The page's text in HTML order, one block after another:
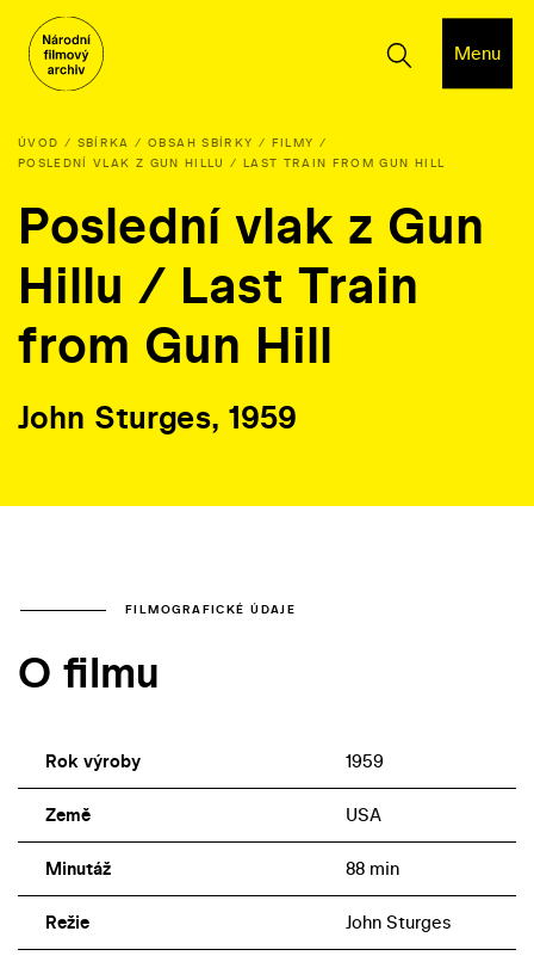
Menu
ÚVOD SBÍRKA OBSAH SBÍRKY
FILMY
POSLEDNÍ VLAK Z GUN HILLU / LAST TRAIN FROM GUN HILL
Poslední vlak z Gun
Hillu / Last Train
from Gun Hill
John Sturges, 1959
FILMOGRAFICKÉ ÚDAJE
O filmu
Rok výroby 1959
Země USA
Minutáž 88 min
Režie John Sturges